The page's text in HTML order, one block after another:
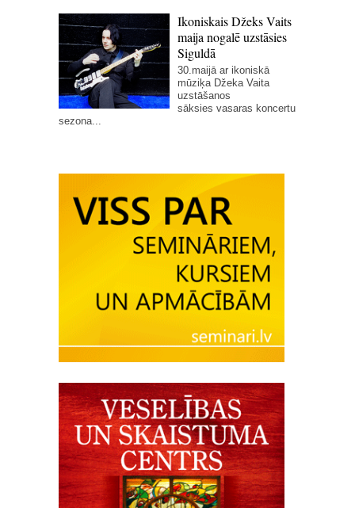
Ikoniskais Džeks Vaits
maija nogalē uzstāsies
Siguldā
30.maijā ar ikoniskā
mūziķa Džeka Vaita
uzstāšanos
sāksies vasaras koncertu
sezona...